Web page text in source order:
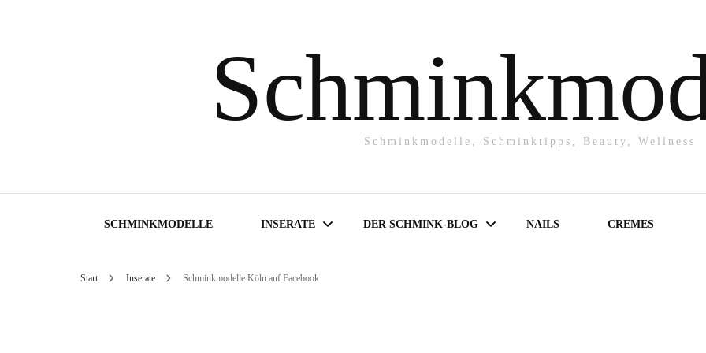
Schminkmodelle, Schminktipps, Beauty, Wellness
SCHMINKMODELLE INSERATE DER SCHMINK-BLOG NAILS CREMES
Start Inserate Schminkmodelle Köln auf Facebook